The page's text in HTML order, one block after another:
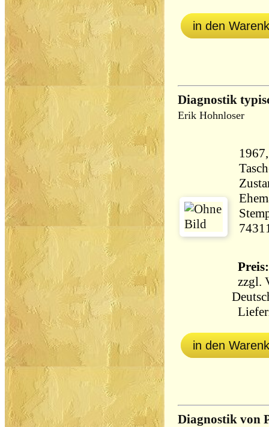
in den
Diagnostik
Erik Hohnloser
zzgl.
in den
Diagnostik von